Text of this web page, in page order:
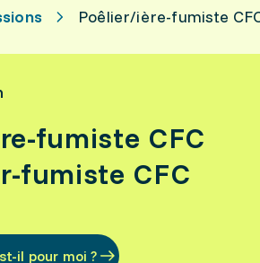
Poêlier/ière-fumiste
fumiste CFC
fumiste CFC
il pour moi ?